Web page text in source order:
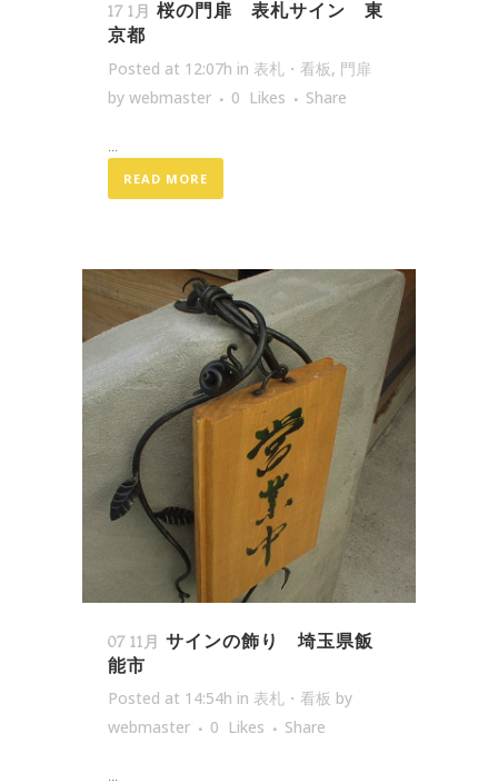
17 1月
桜の門扉 表札サイン 東
京都
Posted at 12:07h in 表札・看板, 門扉
by webmaster 0 Likes Share
READ MORE
07 11月
サインの飾り 埼玉県飯
能市
Posted at 14:54h in 表札・看板 by
webmaster
0 Likes Share
...